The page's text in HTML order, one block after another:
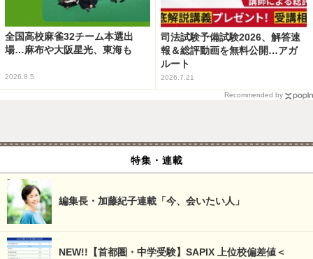
全国高校麻雀32チーム本選出
場…麻布や大阪星光、東海も
2026.8.5
司法試験予備試験2026、解答速
報＆総評動画を無料公開…アガ
ルート
2026.7.21
Recommended by
特集・連載
編集長・加藤紀子連載「今、会いたい人」
NEW!!【首都圏・中学受験】SAPIX 上位校偏差値＜